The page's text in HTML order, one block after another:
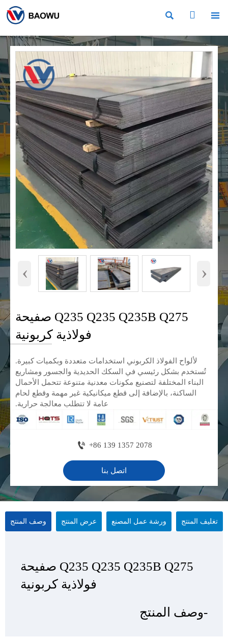
  
‹ ›
Q235 Q235 Q235B Q275 صفيحة
فولاذية كربونية
لألواح الفولاذ الكربوني استخدامات متعددة وبكميات كبيرة.
تُستخدم بشكل رئيسي في السكك الحديدية والجسور ومشاريع
البناء المختلفة لتصنيع مكونات معدنية متنوعة تتحمل الأحمال
الساكنة، بالإضافة إلى قطع ميكانيكية غير مهمة وقطع لحام
عامة لا تتطلب معالجة حرارية.
 +86 139 1357 2078
اتصل بنا
وصف المنتج عرض المنتج ورشة عمل المصنع تغليف المنتج
Q235 Q235 Q235B Q275 صفيحة
فولاذية كربونية
-وصف المنتج
Q235 Q235 Q235B Q275 صفيحة
فولاذية كربونية
-عرض المنتج
Q235 Q235 Q235B Q275 صفيحة
فولاذية كربونية
- ورشة عمل المصنع
Q235 Q235 Q235B Q275 صفيحة
فولاذية كربونية
-تغليف المنتج